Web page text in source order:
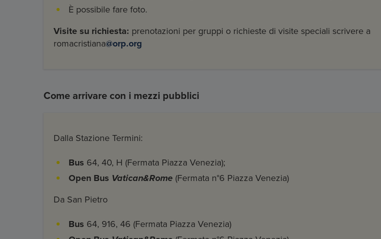
È possibile fare foto.
Visite su richiesta: prenotazioni per gruppi o richieste di visite speciali scrivere a
romacristiana@orp.org
Come arrivare con i mezzi pubblici
Dalla Stazione Termini:
Bus 64, 40, H (Fermata Piazza Venezia);
Open Bus Vatican&Rome (Fermata n°6 Piazza Venezia)
Da San Pietro
Bus 64, 916, 46 (Fermata Piazza Venezia)